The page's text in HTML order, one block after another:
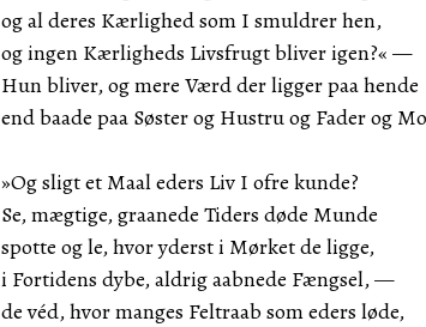
og al deres Kærlighed som I smuldrer hen,
og ingen Kærligheds Livsfrugt bliver igen?« —
Hun bliver, og mere Værd der ligger paa hende
end baade paa Søster og Hustru og Fader og
»Og sligt et Maal eders Liv I ofre kunde?
Se, mægtige, graanede Tiders døde Munde
spotte og le, hvor yderst i Mørket de ligge,
i Fortidens dybe, aldrig aabnede Fængsel, —
de véd, hvor manges Feltraab som eders løde,